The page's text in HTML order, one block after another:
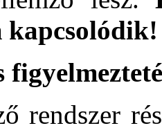
kapcsolódik!
rendszer